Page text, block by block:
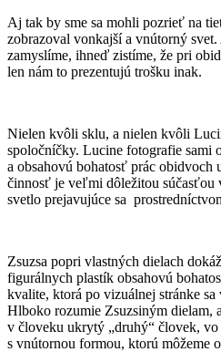
Aj tak by sme sa mohli pozrieť na
zobrazoval vonkajší a vnútorný
zamyslíme, ihneď zistíme, že pri
len nám to prezentujú trošku inak.
Nielen kvôli sklu, a nielen kvôli
spoločníčky. Lucine fotografie sami
a obsahovú bohatosť prác
činnosť je veľmi dôležitou súčasťou
svetlo prejavujúce sa
Zsuzsa popri vlastných dielach
figurálnych plastík obsahovú
kvalite, ktorá po vizuálnej stránke
Hlboko rozumie Zsuzsiným dielam,
v človeku ukrytý „druhý“ človek,
s vnútornou formou, ktorú môžeme